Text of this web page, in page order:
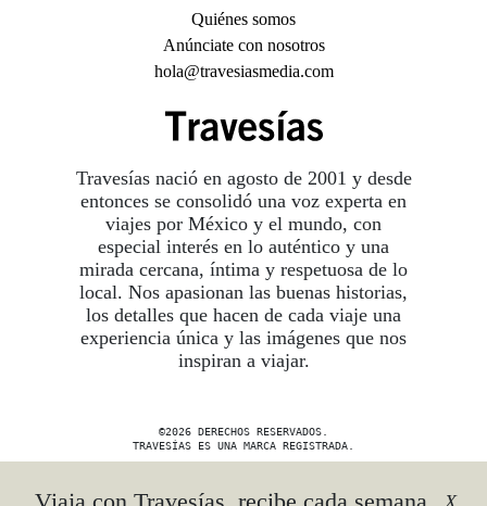
Travesías nació en agosto de 2001 y desde
entonces se consolidó una voz experta en
viajes por México y el mundo, con
especial interés en lo auténtico y una
mirada cercana, íntima y respetuosa de lo
local. Nos apasionan las buenas historias,
los detalles que hacen de cada viaje una
experiencia única y las imágenes que nos
inspiran a viajar.
Quiénes somos
Anúnciate con nosotros
hola@travesiasmedia.com
©2026 DERECHOS RESERVADOS.
TRAVESÍAS ES UNA MARCA REGISTRADA